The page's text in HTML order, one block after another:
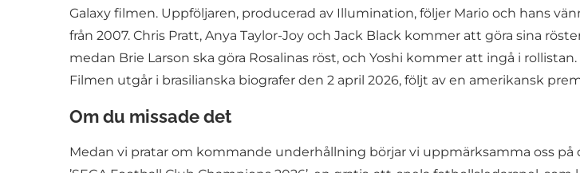
Galaxy filmen. Uppföljaren, producerad av Illumination, följer Mario och hans
från 2007. Chris Pratt, Anya Taylor-Joy och Jack Black kommer att göra sina
medan Brie Larson ska göra Rosalinas röst, och Yoshi kommer att ingå i
Filmen utgår i brasilianska biografer den 2 april 2026, följt av en amerikansk
Om du missade det
Medan vi pratar om kommande underhållning börjar vi uppmärksamma oss på